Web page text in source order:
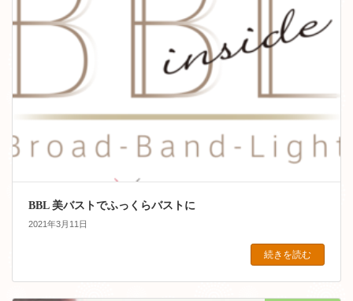
BBL 美バストでふっくらバストに
2021年3月11日
続きを読む